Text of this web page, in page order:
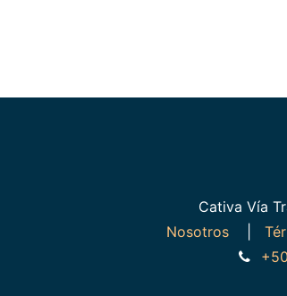
Cativa Vía
Nosotros